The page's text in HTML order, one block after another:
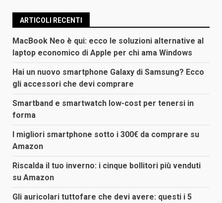
ARTICOLI RECENTI
MacBook Neo è qui: ecco le soluzioni alternative al
laptop economico di Apple per chi ama Windows
Hai un nuovo smartphone Galaxy di Samsung? Ecco
gli accessori che devi comprare
Smartband e smartwatch low-cost per tenersi in
forma
I migliori smartphone sotto i 300€ da comprare su
Amazon
Riscalda il tuo inverno: i cinque bollitori più venduti
su Amazon
Gli auricolari tuttofare che devi avere: questi i 5